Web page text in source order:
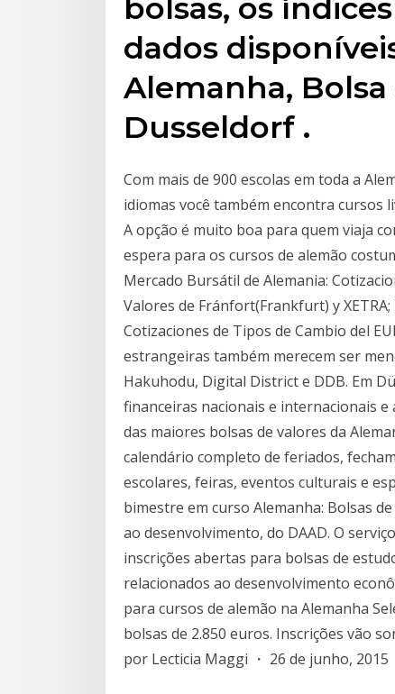
bolsas, os
dados
Alemanha,
Dusseldorf .
Com mais de 900 escolas em toda a
idiomas você também encontra cursos
A opção é muito boa para quem viaja
espera para os cursos de alemão
Mercado Bursátil de Alemania:
Valores de Fránfort(Frankfurt) y XETRA;
Cotizaciones de Tipos de Cambio del
estrangeiras também merecem ser
Hakuhodu, Digital District e DDB. Em
financeiras nacionais e internacionais
das maiores bolsas de valores da
calendário completo de feriados,
escolares, feiras, eventos culturais e
bimestre em curso Alemanha: Bolsas
ao desenvolvimento, do DAAD. O
inscrições abertas para bolsas de
relacionados ao desenvolvimento
para cursos de alemão na Alemanha
bolsas de 2.850 euros. Inscrições vão
por Lecticia Maggi ・ 26 de junho, 2015